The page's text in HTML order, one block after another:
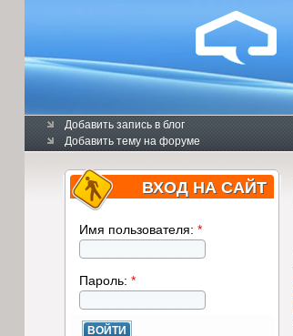
Добавить запись в блог
Добавить тему на форуме
ВХОД НА САЙТ
Имя пользователя: *
Пароль: *